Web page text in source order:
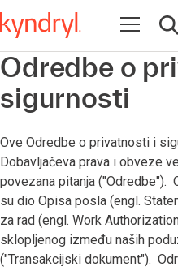
Open
Odredbe o
sigurnosti
Ove Odredbe o privatnosti i
Dobavljačeva prava i obveze
povezana pitanja ("Odredbe").
su dio Opisa posla (engl.
za rad (engl. Work
sklopljenog između naših
("Transakcijski dokument").